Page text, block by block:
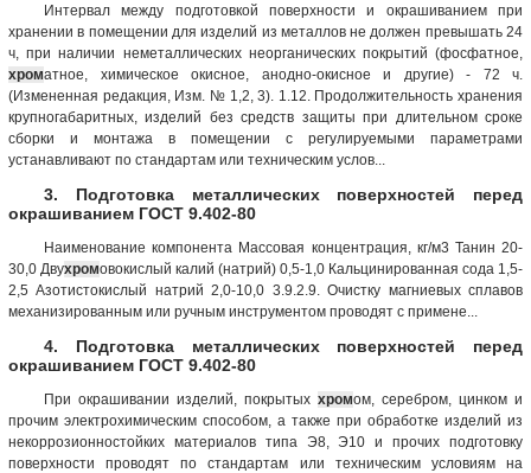
Интервал между подготовкой поверхности и окрашиванием при
хранении в помещении для изделий из металлов не должен превышать 24
ч, при наличии неметаллических неорганических покрытий (фосфатное,
хроматное, химическое окисное, анодно-окисное и другие) - 72 ч.
(Измененная редакция, Изм. № 1,2, 3). 1.12. Продолжительность хранения
крупногабаритных, изделий без средств защиты при длительном сроке
сборки и монтажа в помещении с регулируемыми параметрами
устанавливают по стандартам или техническим услов...
3. Подготовка металлических поверхностей перед
окрашиванием ГОСТ 9.402-80
Наименование компонента Массовая концентрация, кг/м3 Танин 20-
30,0 Двухромовокислый калий (натрий) 0,5-1,0 Кальцинированная сода 1,5-
2,5 Азотистокислый натрий 2,0-10,0 3.9.2.9. Очистку магниевых сплавов
механизированным или ручным инструментом проводят с примене...
4. Подготовка металлических поверхностей перед
окрашиванием ГОСТ 9.402-80
При окрашивании изделий, покрытых хромом, серебром, цинком и
прочим электрохимическим способом, а также при обработке изделий из
некоррозионностойких материалов типа Э8, Э10 и прочих подготовку
поверхности проводят по стандартам или техническим условиям на